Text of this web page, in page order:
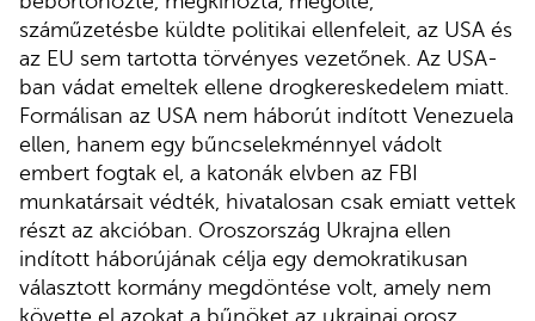
száműzetésbe küldte politikai ellenfeleit, az USA és
az EU sem tartotta törvényes vezetőnek. Az USA-
ban vádat emeltek ellene drogkereskedelem miatt.
Formálisan az USA nem háborút indított Venezuela
ellen, hanem egy bűncselekménnyel vádolt
embert fogtak el, a katonák elvben az FBI
munkatársait védték, hivatalosan csak emiatt vettek
részt az akcióban. Oroszország Ukrajna ellen
indított háborújának célja egy demokratikusan
választott kormány megdöntése volt, amely nem
követte el azokat a bűnöket az ukrajnai orosz